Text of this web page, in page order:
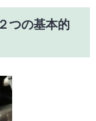
つの基本的